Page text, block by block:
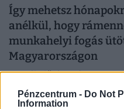
Pénzcentrum - Do Not
Information
Így mehetsz
anélkül, hogy
munkahelyi fogás
Magyarországon
Egy jól időzített és
vezetőt, hanem a